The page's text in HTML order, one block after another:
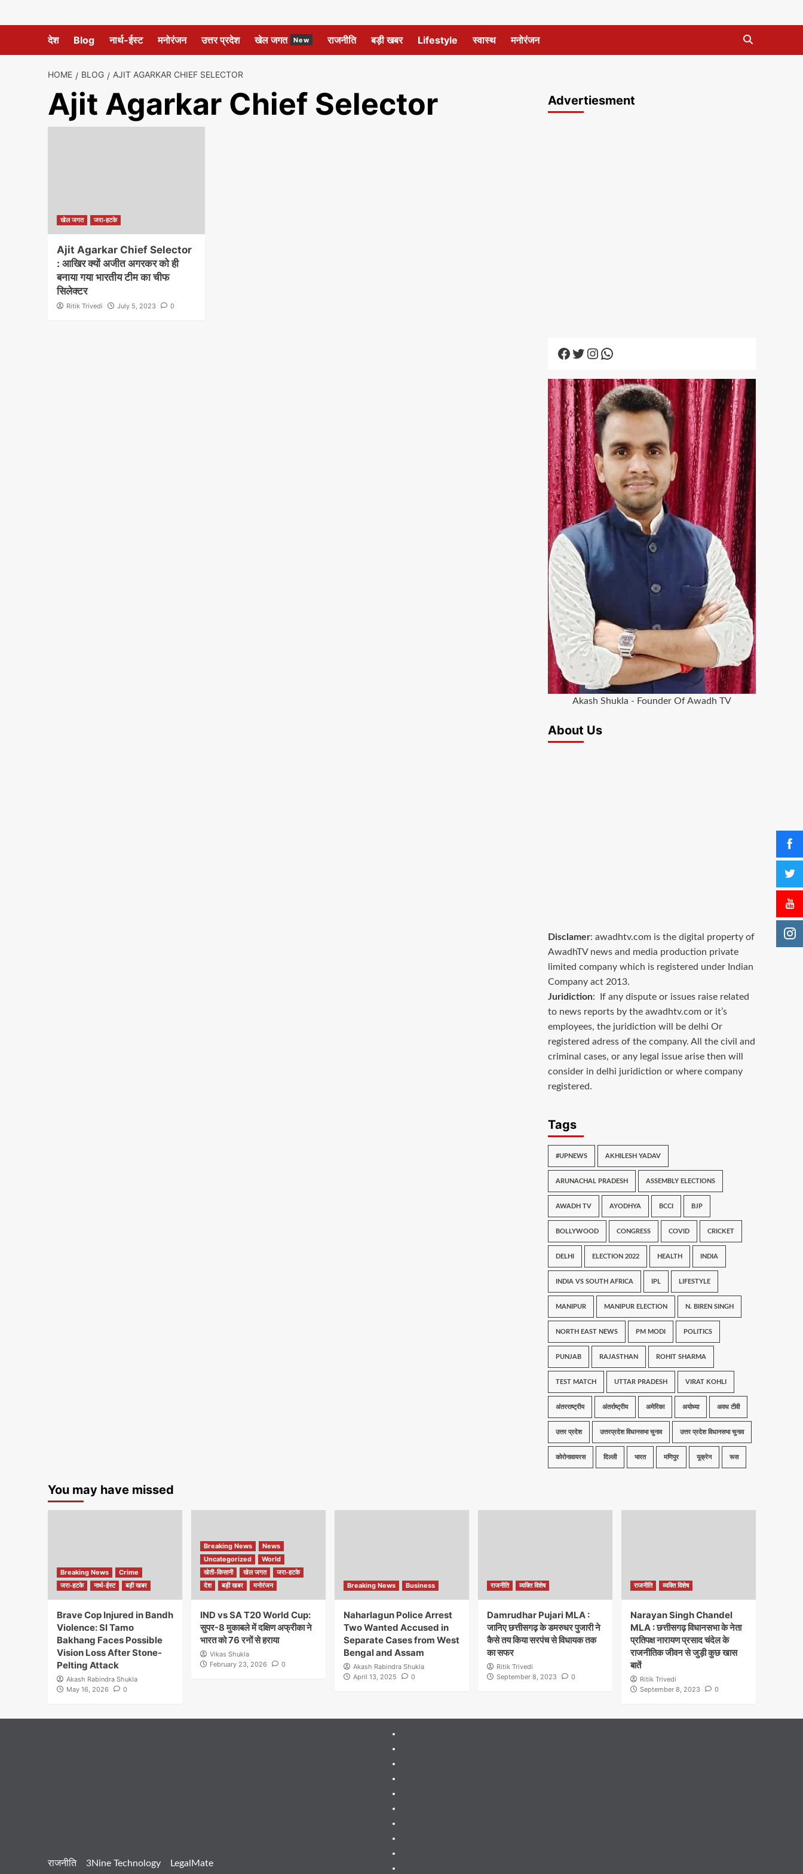
देश Blog नार्थ-ईस्ट मनोरंजन उत्तर प्रदेश खेल जगत New राजनीति बड़ी खबर Lifestyle स्वास्थ मनोरंजन
HOME BLOG AJIT AGARKAR CHIEF SELECTOR
Ajit Agarkar Chief Selector
खेल जगत जरा-हटके
Ajit Agarkar Chief Selector
: आखिर क्यों अजीत अगरकर को ही
बनाया गया भारतीय टीम का चीफ
सिलेक्टर
Ritik Trivedi July 5, 2023 0
Advertiesment
Facebook
Twitter
Instagram
WhatsApp
Akash Shukla - Founder Of Awadh TV
About Us
Disclamer: awadhtv.com is the digital property of
AwadhTV news and media production private
limited company which is registered under Indian
Company act 2013.
Juridiction: If any dispute or issues raise related
to news reports by the awadhtv.com or it’s
employees, the juridiction will be delhi Or
registered adress of the company. All the civil and
criminal cases, or any legal issue arise then will
consider in delhi juridiction or where company
registered.
Tags
#UPNEWS AKHILESH YADAV
ARUNACHAL PRADESH ASSEMBLY ELECTIONS
AWADH TV AYODHYA BCCI BJP
BOLLYWOOD CONGRESS COVID CRICKET
DELHI ELECTION 2022 HEALTH INDIA
INDIA VS SOUTH AFRICA IPL LIFESTYLE
MANIPUR MANIPUR ELECTION N. BIREN SINGH
NORTH EAST NEWS PM MODI POLITICS
PUNJAB RAJASTHAN ROHIT SHARMA
TEST MATCH UTTAR PRADESH VIRAT KOHLI
अंतरराष्ट्रीय अंतर्राष्ट्रीय अमेरिका अयोध्या अवध टीवी
उत्तर प्रदेश उत्तरप्रदेश विधानसभा चुनाव उत्तर प्रदेश विधानसभा चुनाव
कोरोनावायरस दिल्ली भारत मणिपुर यूक्रेन रूस
You may have missed
Breaking News
Crime
जरा-हटके
नार्थ-ईस्ट बड़ी खबर
Brave Cop Injured in Bandh
Violence: SI Tamo
Bakhang Faces Possible
Vision Loss After Stone-
Pelting Attack
Akash Rabindra Shukla
May 16, 2026
0
Breaking News
News
Uncategorized
World
खेती-किसानी
खेल जगत
जरा-हटके
देश
बड़ी खबर मनोरंजन
IND vs SA T20 World Cup:
सुपर-8 मुकाबले में दक्षिण अफ्रीका ने
भारत को 76 रनों से हराया
Vikas Shukla
February 23, 2026
0
Breaking News Business
Naharlagun Police Arrest
Two Wanted Accused in
Separate Cases from West
Bengal and Assam
Akash Rabindra Shukla
April 13, 2025
0
राजनीति व्यक्ति विशेष
Damrudhar Pujari MLA :
जानिए छत्तीसगढ़ के डमरुधर पुजारी ने
कैसे तय किया सरपंच से विधायक तक
का सफर
Ritik Trivedi
September 8, 2023
0
राजनीति व्यक्ति विशेष
Narayan Singh Chandel
MLA : छत्तीसगढ़ विधानसभा के नेता
प्रतिपक्ष नारायण प्रसाद चंदेल के
राजनीतिक जीवन से जुड़ी कुछ खास
बातें
Ritik Trivedi
September 8, 2023
0
राजनीति 3Nine Technology LegalMate